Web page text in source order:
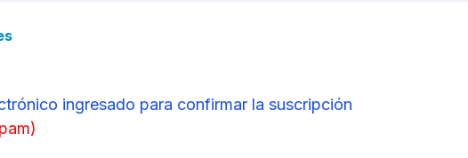
ingresado para confirmar la suscripción
)